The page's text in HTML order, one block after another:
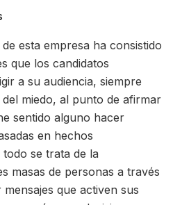
esta empresa ha consistido
que los candidatos
a su audiencia, siempre
miedo, al punto de afirmar
sentido alguno hacer
en hechos
se trata de la
masas de personas a través
que activen sus